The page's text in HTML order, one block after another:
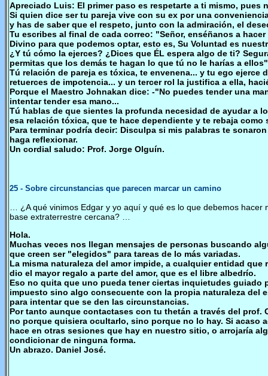
Apreciado Luis: El primer paso es respetarte a ti mismo,
Si quien dice ser tu pareja vive con su ex por una
y has de saber que el respeto, junto con la admiración, el
Tu escribes al final de cada correo: "Señor, enséñanos a
Divino para que podemos optar, esto es, Su Voluntad es
¿Y tú cómo la ejerces? ¿Dices que ÉL espera algo de ti?
permitas que los demás te hagan lo que tú no le harías a
Tú relación de pareja es tóxica, te envenena... y tu ego
retuerces de impotencia... y un tercer rol la justifica a ella,
Porque el Maestro Johnakan dice: -"No puedes tender una
intentar tender esa mano...
Tú hablas de que sientes la profunda necesidad de ayudar a
esa relación tóxica, que te hace dependiente y te rebaja como
Para terminar podría decir: Disculpa si mis palabras te
haga reflexionar.
Un cordial saludo: Prof. Jorge Olguín.
25 - Sobre circunstancias que parecen marcar un camino
… ¿A qué vinimos Edgar y yo aquí y qué es lo que debemos
base extraterrestre cercana? …
Hola.
Muchas veces nos llegan mensajes de personas buscando
que creen ser "elegidos" para tareas de lo más variadas.
La misma naturaleza del amor impide, a cualquier entidad
dio el mayor regalo a parte del amor, que es el libre albedrío.
Eso no quita que uno pueda tener ciertas inquietudes
impuesto sino algo consecuente con la propia naturaleza del
para intentar que se den las circunstancias.
Por tanto aunque contactases con tu thetán a través del
no porque quisiera ocultarlo, sino porque no lo hay. Si acaso
hace en otras sesiones que hay en nuestro sitio, o arrojaría
condicionar de ninguna forma.
Un abrazo. Daniel José.